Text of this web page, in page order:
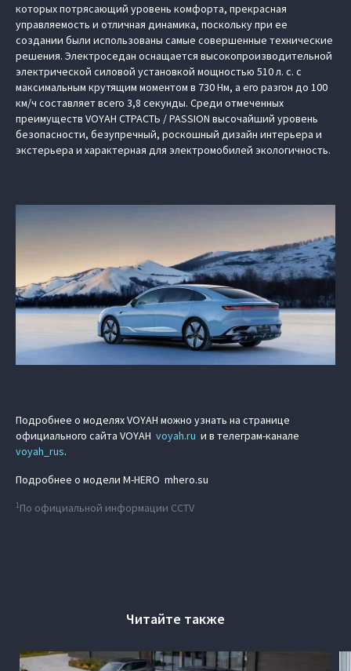
которых потрясающий уровень комфорта, прекрасная
управляемость и отличная динамика, поскольку при ее
создании были использованы самые совершенные технические
решения. Электроседан оснащается высокопроизводительной
электрической силовой установкой мощностью 510 л. с. с
максимальным крутящим моментом в 730 Нм, а его разгон до 100
км/ч составляет всего 3,8 секунды. Среди отмеченных
преимуществ VOYAH СТРАСТЬ / PASSION высочайший уровень
безопасности, безупречный, роскошный дизайн интерьера и
экстерьера и характерная для электромобилей экологичность.
Подробнее о моделях VOYAH можно узнать на странице
официального сайта VOYAH voyah.ru и в телеграм-канале
voyah_rus.
Подробнее о модели M‑HERO mhero.su
1По официальной информации CCTV
Читайте также